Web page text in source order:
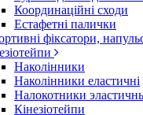
Координаційні сходи
Естафетні палички
фіксатори,
Наколінники
Наколінники еластичні
Налокотники
Кінезіотейпи